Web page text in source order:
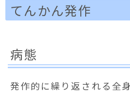
てんかん発作
病態
発作的に繰り返される全